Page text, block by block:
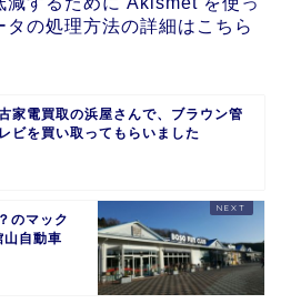
タの処理方法の詳細はこちら
家電買取の浜屋さんで、ブラウン管
ビを買い取ってもらいました
のマック
山自動車